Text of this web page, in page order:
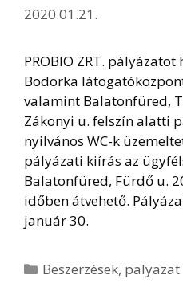
2020.01.21.
PROBIO ZRT.
Bodorka
valamint Balatonfüred,
Zákonyi u. felszín alatti
nyilvános WC-k
pályázati kiírás az
Balatonfüred, Fürdő u.
időben átvehető.
január 30.
Kategória
Beszerzések, palyazat